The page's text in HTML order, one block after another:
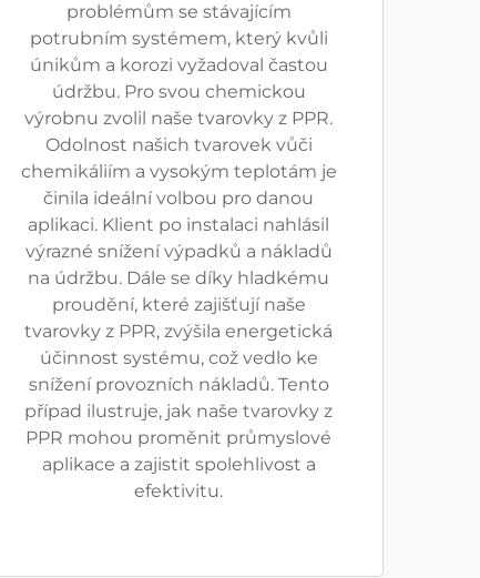
problémům se stávajícím
potrubním systémem, který kvůli
únikům a korozi vyžadoval častou
údržbu. Pro svou chemickou
výrobnu zvolil naše tvarovky z PPR.
Odolnost našich tvarovek vůči
chemikáliím a vysokým teplotám je
činila ideální volbou pro danou
aplikaci. Klient po instalaci nahlásil
výrazné snížení výpadků a nákladů
na údržbu. Dále se díky hladkému
proudění, které zajišťují naše
tvarovky z PPR, zvýšila energetická
účinnost systému, což vedlo ke
snížení provozních nákladů. Tento
případ ilustruje, jak naše tvarovky z
PPR mohou proměnit průmyslové
aplikace a zajistit spolehlivost a
efektivitu.